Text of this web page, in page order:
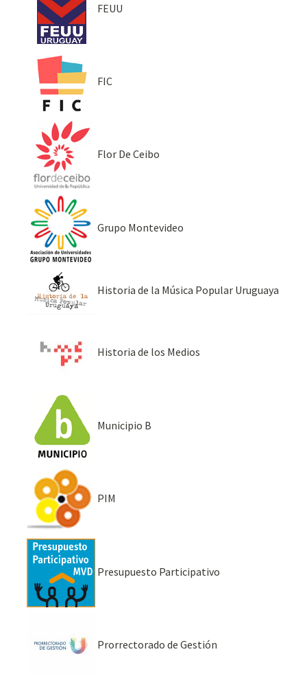
FEUU
FIC
Flor De Ceibo
Grupo Montevideo
Historia de la Música Popular Uruguaya
Historia de los Medios
Municipio B
PIM
Presupuesto Participativo
Prorrectorado de Gestión